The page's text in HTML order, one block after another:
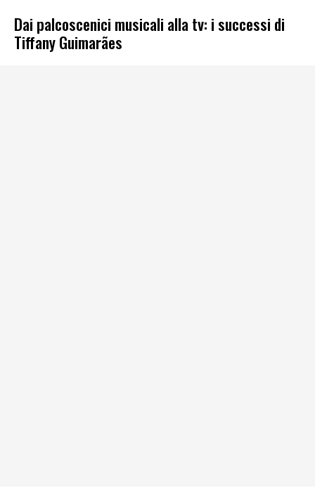
Dai palcoscenici musicali alla tv: i successi di
Tiffany Guimarães